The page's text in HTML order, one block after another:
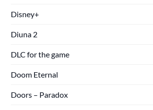
Disney+
Diuna 2
DLC for the game
Doom Eternal
Doors – Paradox